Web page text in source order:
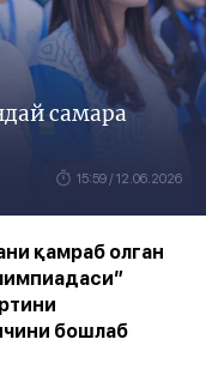
самара
15:59 / 12.06.2026
қамраб олган
бошлаб